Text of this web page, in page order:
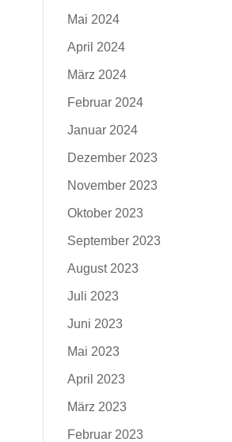
Mai 2024
April 2024
März 2024
Februar 2024
Januar 2024
Dezember 2023
November 2023
Oktober 2023
September 2023
August 2023
Juli 2023
Juni 2023
Mai 2023
April 2023
März 2023
Februar 2023